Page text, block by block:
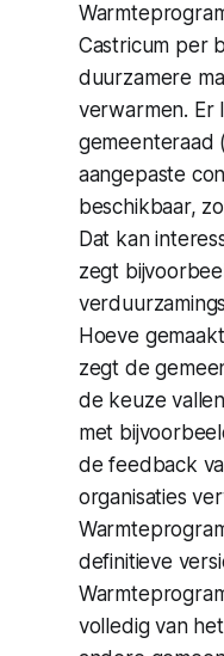
Castricum per
duurzamere
verwarmen. Er
gemeenteraad (
aangepaste
beschikbaar,
Dat kan
zegt
Hoeve
zegt de
de keuze
met
de feedback
organisaties
definitieve
volledig van